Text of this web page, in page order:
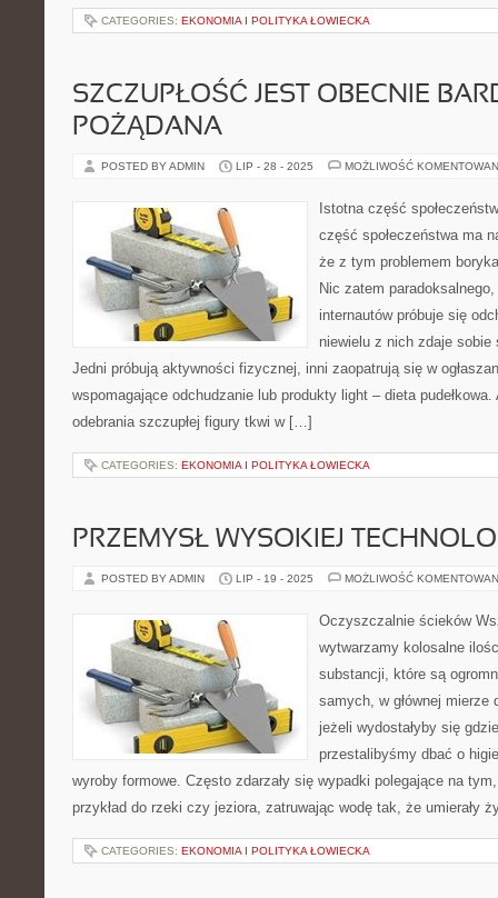
CATEGORIES: EKONOMIA I POLITYKA ŁOWIECKA
SZCZUPŁOŚĆ JEST OBECNIE
POŻĄDANA
POSTED BY ADMIN LIP - 28 - 2025 MOŻLIWOŚĆ
Istotna część
część społeczeństwa ma
że z tym problemem
Nic zatem
internautów próbuje się
niewielu z nich zdaje
Jedni próbują aktywności fizycznej, inni zaopatrują się w
wspomagające odchudzanie lub produkty light – dieta
odebrania szczupłej figury tkwi w […]
CATEGORIES: EKONOMIA I POLITYKA ŁOWIECKA
PRZEMYSŁ WYSOKIEJ
POSTED BY ADMIN LIP - 19 - 2025 MOŻLIWOŚĆ
Oczyszczalnie ścieków
wytwarzamy kolosalne
substancji, które są
samych, w głównej mierze
jeżeli wydostałyby się
przestalibyśmy dbać o
wyroby formowe. Często zdarzały się wypadki polegające na
przykład do rzeki czy jeziora, zatruwając wodę tak, że umierały
CATEGORIES: EKONOMIA I POLITYKA ŁOWIECKA